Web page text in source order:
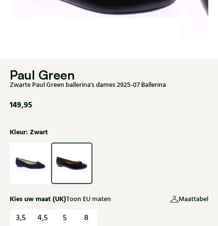
Paul Green
Zwarte Paul Green ballerina's dames 2925-07 Ballerina
149,95
Kleur: Zwart
Kies uw maat (UK)Toon EU maten Maattabel
3,5 4,5 5 8